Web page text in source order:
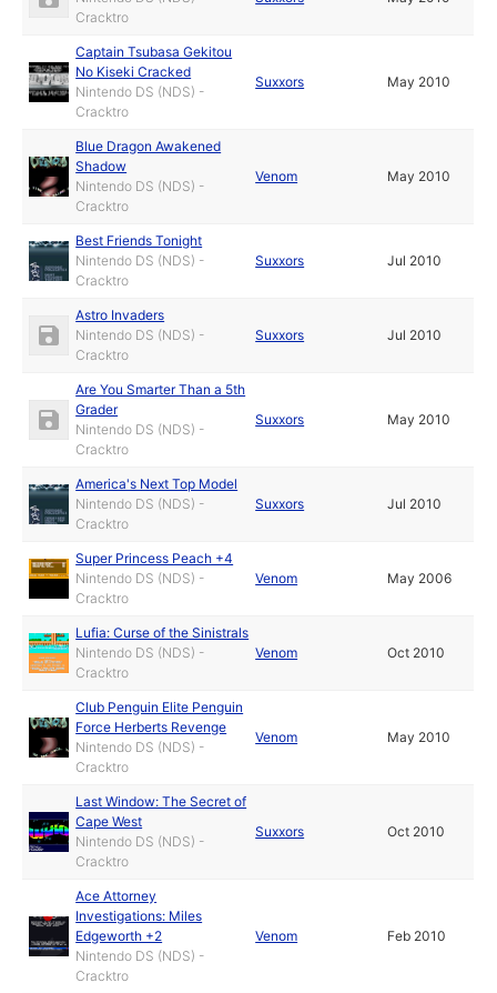
Cracktro
Captain Tsubasa Gekitou
No Kiseki Cracked
Nintendo DS (NDS) -
Cracktro
Suxxors May 2010
Blue Dragon Awakened
Shadow
Nintendo DS (NDS) -
Cracktro
Venom May 2010
Best Friends Tonight
Nintendo DS (NDS) -
Cracktro
Suxxors Jul 2010
Astro Invaders
Nintendo DS (NDS) -
Cracktro
Suxxors Jul 2010
Are You Smarter Than a 5th
Grader
Nintendo DS (NDS) -
Cracktro
Suxxors May 2010
America's Next Top Model
Nintendo DS (NDS) -
Cracktro
Suxxors Jul 2010
Super Princess Peach +4
Nintendo DS (NDS) -
Cracktro
Venom May 2006
Lufia: Curse of the Sinistrals
Nintendo DS (NDS) -
Cracktro
Venom Oct 2010
Club Penguin Elite Penguin
Force Herberts Revenge
Nintendo DS (NDS) -
Cracktro
Venom May 2010
Last Window: The Secret of
Cape West
Nintendo DS (NDS) -
Cracktro
Suxxors Oct 2010
Ace Attorney
Investigations: Miles
Edgeworth +2
Nintendo DS (NDS) -
Cracktro
Venom Feb 2010